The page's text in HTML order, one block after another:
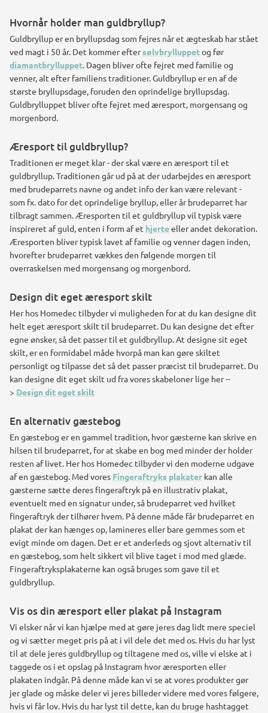
Hvornår holder man guldbryllup?
Guldbryllup er en bryllupsdag som fejres når et ægteskab har stået
ved magt i 50 år. Det kommer eftersølvbrylluppetog før
diamantbrylluppet. Dagen bliver ofte fejret med familie og
venner, alt efter familiens traditioner. Guldbryllup er en af de
største bryllupsdage, foruden den oprindelige bryllupsdag.
Guldbrylluppet bliver ofte fejret med æresport, morgensang og
morgenbord.
Æresport til guldbryllup?
Traditionen er meget klar - der skal være en æresport til et
guldbryllup. Traditionen går ud på at der udarbejdes en æresport
med brudeparrets navne og andet info der kan være relevant -
som fx. dato for det oprindelige bryllup, eller år brudeparret har
tilbragt sammen. Æresporten til et guldbryllup vil typisk være
inspireret af guld, enten i form af et hjerteeller andet dekoration.
Æresporten bliver typisk lavet af familie og venner dagen inden,
hvorefter brudeparret vækkes den følgende morgen til
overraskelsen med morgensang og morgenbord.
Design dit eget æresport skilt
Her hos Homedec tilbyder vi muligheden for at du kan designe dit
helt eget æresport skilt til brudeparret. Du kan designe det efter
egne ønsker, så det passer til et guldbryllup. At designe sit eget
skilt, er en formidabel måde hvorpå man kan gøre skiltet
personligt og tilpasse det så det passer præcist til brudeparret. Du
kan designe dit eget skilt ud fra vores skabeloner lige her --
> Design dit eget skilt
En alternativ gæstebog
En gæstebog er en gammel tradition, hvor gæsterne kan skrive en
hilsen til brudeparret, for at skabe en bog med minder der holder
resten af livet. Her hos Homedec tilbyder vi den moderne udgave
af en gæstebog. Med vores Fingeraftryks plakater kan alle
gæsterne sætte deres fingeraftryk på en illustrativ plakat,
eventuelt med en signatur under, så brudeparret ved hvilket
fingeraftryk der tilhører hvem. På denne måde får brudeparret en
plakat der kan hænges op, lamineres eller bare gemmes som et
evigt minde om dagen. Det er et anderleds og sjovt alternativ til
en gæstebog, som helt sikkert vil blive taget i mod med glæde.
Fingeraftryksplakaterne kan også bruges som gave til et
guldbryllup.
Vis os din æresport eller plakat på Instagram
Vi elsker når vi kan hjælpe med at gøre jeres dag lidt mere speciel
og vi sætter meget pris på at i vil dele det med os. Hvis du har lyst
til at dele jeres guldbryllup og tiltagene med os, ville vi elske at i
taggede os i et opslag på Instagram hvor æresporten eller
plakaten indgår. På denne måde kan vi se at vores produkter gør
jer glade og måske deler vi jeres billeder videre med vores følgere,
hvis vi får lov. Hvis du har lyst til dette, kan du bruge hashtagget